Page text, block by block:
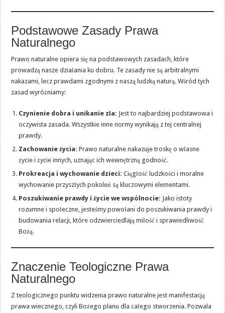
Podstawowe Zasady Prawa
Naturalnego
Prawo naturalne opiera się na podstawowych zasadach, które
prowadzą nasze działania ku dobru. Te zasady nie są arbitralnymi
nakazami, lecz prawdami zgodnymi z naszą ludzką naturą. Wśród tych
zasad wyróżniamy:
Czynienie dobra i unikanie zła: Jest to najbardziej podstawowa i
oczywista zasada. Wszystkie inne normy wynikają z tej centralnej
prawdy.
Zachowanie życia: Prawo naturalne nakazuje troskę o własne
życie i życie innych, uznając ich wewnętrzną godność.
Prokreacja i wychowanie dzieci: Ciągłość ludzkości i moralne
wychowanie przyszłych pokoleń są kluczowymi elementami.
Poszukiwanie prawdy i życie we wspólnocie: Jako istoty
rozumne i społeczne, jesteśmy powołani do poszukiwania prawdy i
budowania relacji, które odzwierciedlają miłość i sprawiedliwość
Bożą.
Znaczenie Teologiczne Prawa
Naturalnego
Z teologicznego punktu widzenia prawo naturalne jest manifestacją
prawa wiecznego, czyli Bożego planu dla całego stworzenia. Pozwala